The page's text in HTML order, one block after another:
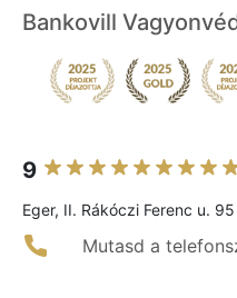
Bankovill
9
Eger, II. Rákóczi Ferenc u. 95
Mutasd a